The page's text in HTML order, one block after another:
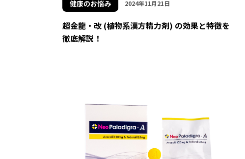
健康のお悩み 2024年11月21日
超金龍・改 (植物系漢方精力剤) の効果と特徴を
徹底解説！